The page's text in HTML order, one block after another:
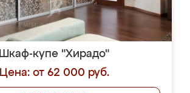
Шкаф-купе "Хирадо"
Цена: от 62 000 руб.